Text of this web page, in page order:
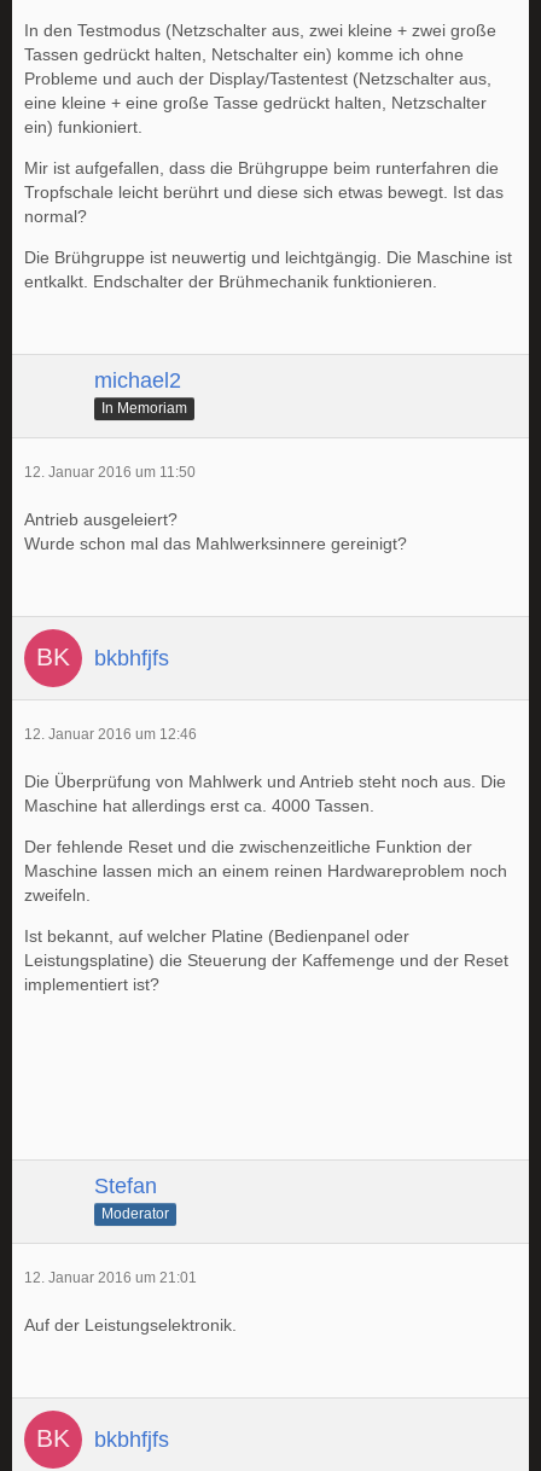
In den Testmodus (Netzschalter aus, zwei kleine + zwei große
Tassen gedrückt halten, Netschalter ein) komme ich ohne
Probleme und auch der Display/Tastentest (Netzschalter aus,
eine kleine + eine große Tasse gedrückt halten, Netzschalter
ein) funkioniert.
Mir ist aufgefallen, dass die Brühgruppe beim runterfahren die
Tropfschale leicht berührt und diese sich etwas bewegt. Ist das
normal?
Die Brühgruppe ist neuwertig und leichtgängig. Die Maschine ist
entkalkt. Endschalter der Brühmechanik funktionieren.
michael2
In Memoriam
12. Januar 2016 um 11:50
Antrieb ausgeleiert?
Wurde schon mal das Mahlwerksinnere gereinigt?
bkbhfjfs
12. Januar 2016 um 12:46
Die Überprüfung von Mahlwerk und Antrieb steht noch aus. Die
Maschine hat allerdings erst ca. 4000 Tassen.
Der fehlende Reset und die zwischenzeitliche Funktion der
Maschine lassen mich an einem reinen Hardwareproblem noch
zweifeln.
Ist bekannt, auf welcher Platine (Bedienpanel oder
Leistungsplatine) die Steuerung der Kaffemenge und der Reset
implementiert ist?
Stefan
Moderator
12. Januar 2016 um 21:01
Auf der Leistungselektronik.
bkbhfjfs